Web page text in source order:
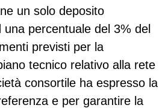
un solo deposito
percentuale del 3% del
previsti per la
tecnico relativo alla rete
consortile ha espresso la
e per garantire la